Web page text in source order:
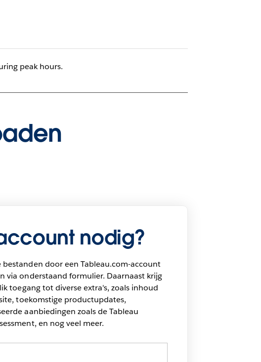
peak hours.
nodig?
bestanden door een Tableau.com-account
via onderstaand formulier. Daarnaast krijg
toegang tot diverse extra's, zoals inhoud
toekomstige productupdates,
aanbiedingen zoals de Tableau
en nog veel meer.